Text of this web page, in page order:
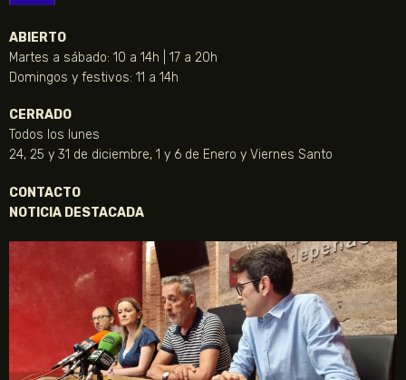
ABIERTO
Martes a sábado: 10 a 14h | 17 a 20h
Domingos y festivos: 11 a 14h
CERRADO
Todos los lunes
24, 25 y 31 de diciembre, 1 y 6 de Enero y Viernes Santo
CONTACTO
NOTICIA DESTACADA